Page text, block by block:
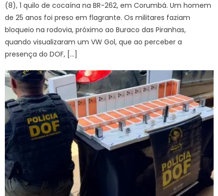
(8), 1 quilo de cocaína na BR-262, em Corumbá. Um homem
de 25 anos foi preso em flagrante. Os militares faziam
bloqueio na rodovia, próximo ao Buraco das Piranhas,
quando visualizaram um VW Gol, que ao perceber a
presença do DOF, […]